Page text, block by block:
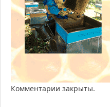
Комментарии закрыты.